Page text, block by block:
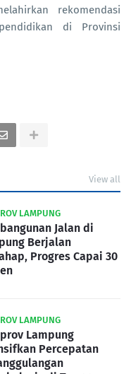
rekomendasi
di Provinsi
View all
LAMPUNG
Jalan di
Berjalan
Progres Capai 30
LAMPUNG
Lampung
Percepatan